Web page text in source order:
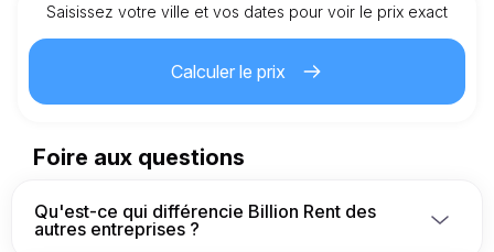
comme indiqué dans le contrat de location.
Saisissez votre ville et vos dates pour voir le prix exact
Calculer le prix
Foire aux questions
Qu'est-ce qui différencie Billion Rent des
autres entreprises ?